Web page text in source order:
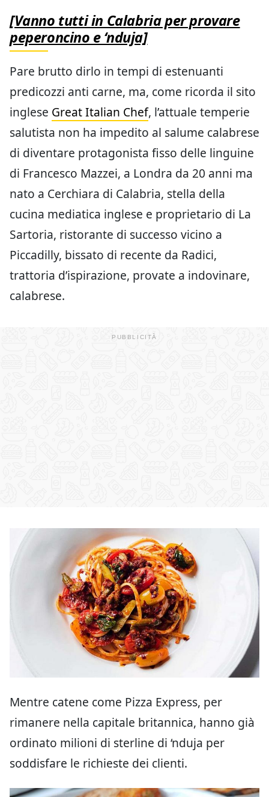
[Vanno tutti in Calabria per provare
peperoncino e ‘nduja]
Pare brutto dirlo in tempi di estenuanti
predicozzi anti carne, ma, come ricorda il sito
inglese Great Italian Chef, l’attuale temperie
salutista non ha impedito al salume calabrese
di diventare protagonista fisso delle linguine
di Francesco Mazzei, a Londra da 20 anni ma
nato a Cerchiara di Calabria, stella della
cucina mediatica inglese e proprietario di La
Sartoria, ristorante di successo vicino a
Piccadilly, bissato di recente da Radici,
trattoria d’ispirazione, provate a indovinare,
calabrese.
Mentre catene come Pizza Express, per
rimanere nella capitale britannica, hanno già
ordinato milioni di sterline di ‘nduja per
soddisfare le richieste dei clienti.